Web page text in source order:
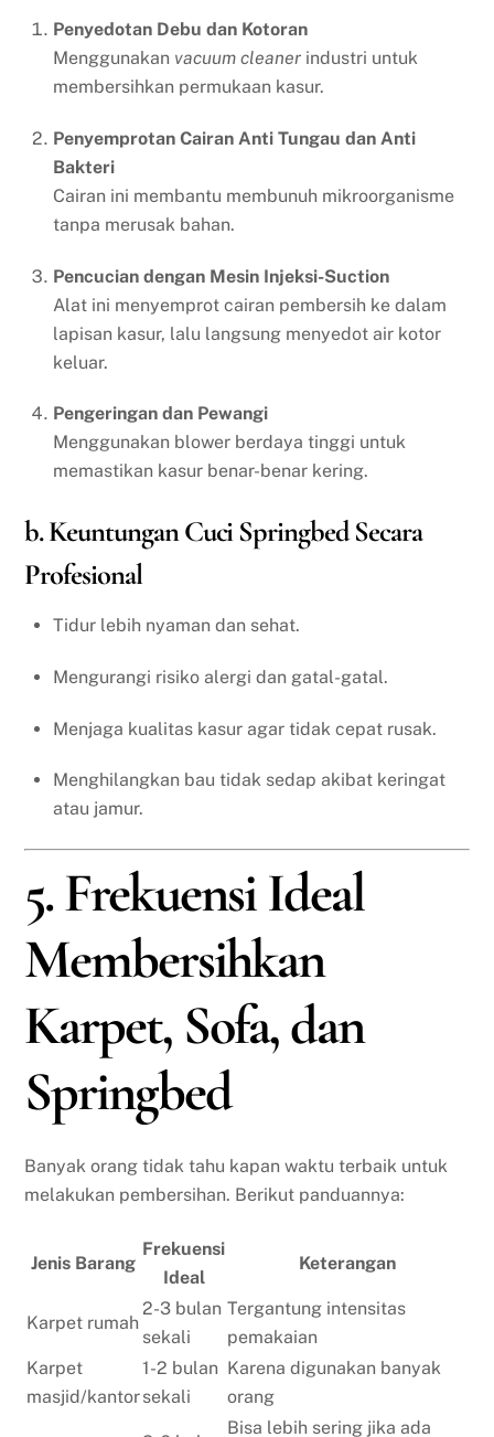
Penyedotan Debu dan Kotoran
Menggunakan vacuum cleaner industri untuk
membersihkan permukaan kasur.
Penyemprotan Cairan Anti Tungau dan Anti
Bakteri
Cairan ini membantu membunuh mikroorganisme
tanpa merusak bahan.
Pencucian dengan Mesin Injeksi-Suction
Alat ini menyemprot cairan pembersih ke dalam
lapisan kasur, lalu langsung menyedot air kotor
keluar.
Pengeringan dan Pewangi
Menggunakan blower berdaya tinggi untuk
memastikan kasur benar-benar kering.
b. Keuntungan Cuci Springbed Secara
Profesional
Tidur lebih nyaman dan sehat.
Mengurangi risiko alergi dan gatal-gatal.
Menjaga kualitas kasur agar tidak cepat rusak.
Menghilangkan bau tidak sedap akibat keringat
atau jamur.
5. Frekuensi Ideal
Membersihkan
Karpet, Sofa, dan
Springbed
Banyak orang tidak tahu kapan waktu terbaik untuk
melakukan pembersihan. Berikut panduannya:
Jenis Barang
Frekuensi
Ideal
Keterangan
Karpet rumah
2-3 bulan
sekali
Tergantung intensitas
pemakaian
Karpet
masjid/kantor
1-2 bulan
sekali
Karena digunakan banyak
orang
Bisa lebih sering jika ada